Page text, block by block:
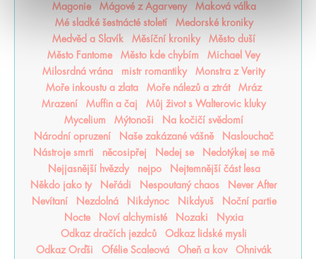
Magonie
Mágové z Agarveny
Maková válka
Mé sladké šestnácté století
Medorské kroniky
Medvěd a Slavík
Měsíční kroniky
Město duší
Město Fantome
Město kde chybím
Michael Vey
Milosrdná vrána
mistr romantiky
Monstra z Verity
Moře inkoustu a zlata
Moře nálezů a ztrát
Mráz
Mrazení
Muffin a čaj
Můj život s Walterovic kluky
Mycelium
Mýtonoši
Na kočičí svědomí
Národní opruzení
Naše zakázané vášně
Naslouchač
Nástroje smrti
něcosipřej Nedej se
Nedotýkej se mě
Nejjasnější hvězdy
nejpo
Nejtemnější část lesa
Někdo jako ty
Neřádi Nespoutaný chaos
Never After
Nevítaní
Nezdolná Nikdynoc Nikdyuš
Noční partie
Nocte
Noví alchymisté Nozaki
Nyxia
Odkaz dračích jezdců
Odkaz lidské mysli
Odkaz Orďši
Ofélie Scaleová Oheň a kov
Ohnivák